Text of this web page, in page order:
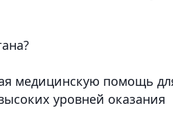
медицинскую помощь
уровней оказания